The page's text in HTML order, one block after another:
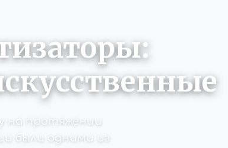
протяжении
были одними из